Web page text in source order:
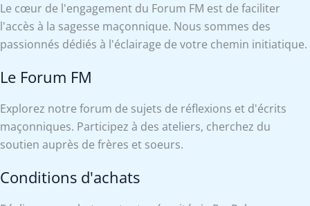
Le cœur de l'engagement du Forum FM est de faciliter
l'accès à la sagesse maçonnique. Nous sommes des
passionnés dédiés à l'éclairage de votre chemin initiatique.
Le Forum FM
Explorez notre forum de sujets de réflexions et d'écrits
maçonniques. Participez à des ateliers, cherchez du
soutien auprès de frères et soeurs.
Conditions d'achats